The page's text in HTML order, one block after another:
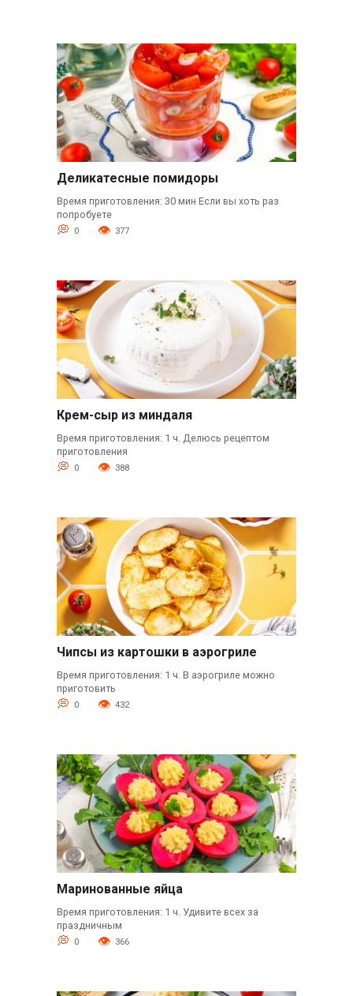
Деликатесные помидоры
Время приготовления: 30 мин Если вы хоть раз
попробуете
0 377
Крем-сыр из миндаля
Время приготовления: 1 ч. Делюсь рецептом
приготовления
0 388
Чипсы из картошки в аэрогриле
Время приготовления: 1 ч. В аэрогриле можно
приготовить
0 432
Маринованные яйца
Время приготовления: 1 ч. Удивите всех за
праздничным
0 366